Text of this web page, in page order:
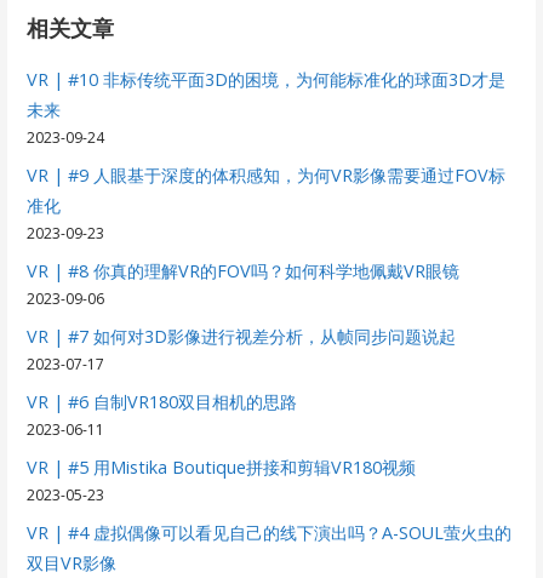
相关文章
VR | #10 非标传统平面3D的困境，为何能标准化的球面3D才是
未来
2023-09-24
VR | #9 人眼基于深度的体积感知，为何VR影像需要通过FOV标
准化
2023-09-23
VR | #8 你真的理解VR的FOV吗？如何科学地佩戴VR眼镜
2023-09-06
VR | #7 如何对3D影像进行视差分析，从帧同步问题说起
2023-07-17
VR | #6 自制VR180双目相机的思路
2023-06-11
VR | #5 用Mistika Boutique拼接和剪辑VR180视频
2023-05-23
VR | #4 虚拟偶像可以看见自己的线下演出吗？A-SOUL萤火虫的
双目VR影像